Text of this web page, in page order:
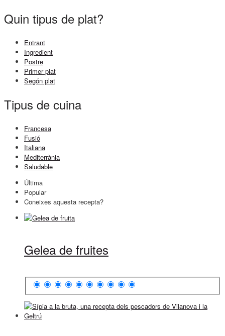
Quin tipus de plat?
Entrant
Ingredient
Postre
Primer plat
Segón plat
Tipus de cuina
Francesa
Fusió
Italiana
Mediterrània
Saludable
Última
Popular
Coneixes aquesta recepta?
Gelea de fruites